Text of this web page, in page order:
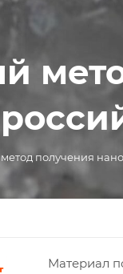
получения
Материал